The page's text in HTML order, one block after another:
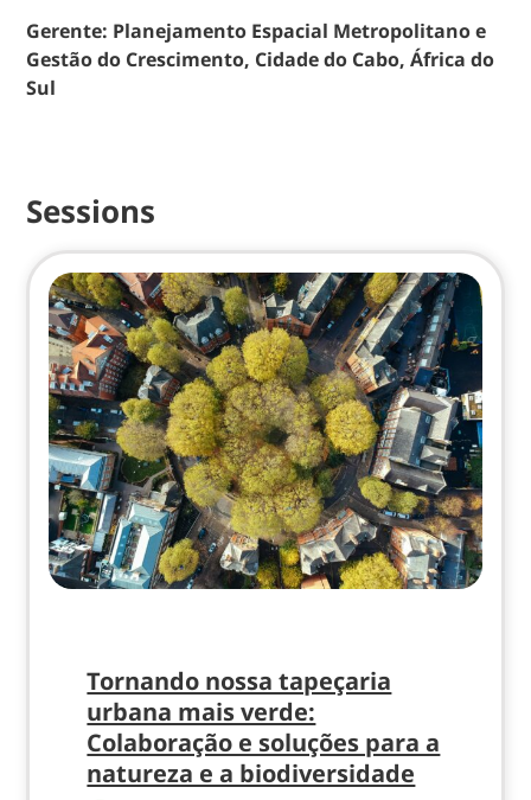
Gerente: Planejamento Espacial Metropolitano e
Gestão do Crescimento, Cidade do Cabo, África do
Sul
Sessions
Tornando nossa tapeçaria
urbana mais verde:
Colaboração e soluções para a
natureza e a biodiversidade